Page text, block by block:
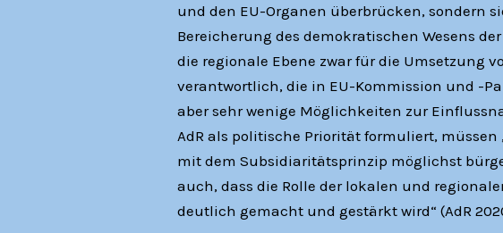
und den EU-Organen überbrücken, sondern
Bereicherung des demokratischen Wesens
die regionale Ebene zwar für die Umsetzung
verantwortlich, die in EU-Kommission und -
aber sehr wenige Möglichkeiten zur
AdR als politische Priorität formuliert,
mit dem Subsidiaritätsprinzip möglichst
auch, dass die Rolle der lokalen und
deutlich gemacht und gestärkt wird“ (AdR